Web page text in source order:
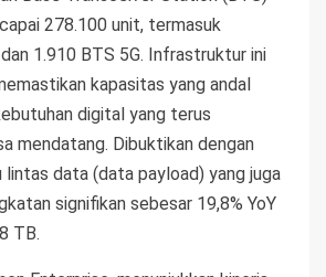
278.100 unit, termasuk
1.910 BTS 5G. Infrastruktur ini
kapasitas yang andal
digital yang terus
mendatang. Dibuktikan dengan
lintas data (data payload) yang juga
signifikan sebesar 19,8% YoY
TB.